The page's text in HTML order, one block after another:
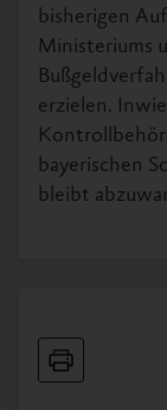
bisherigen
Ministeriums
erzielen.
bayerischen
bleibt